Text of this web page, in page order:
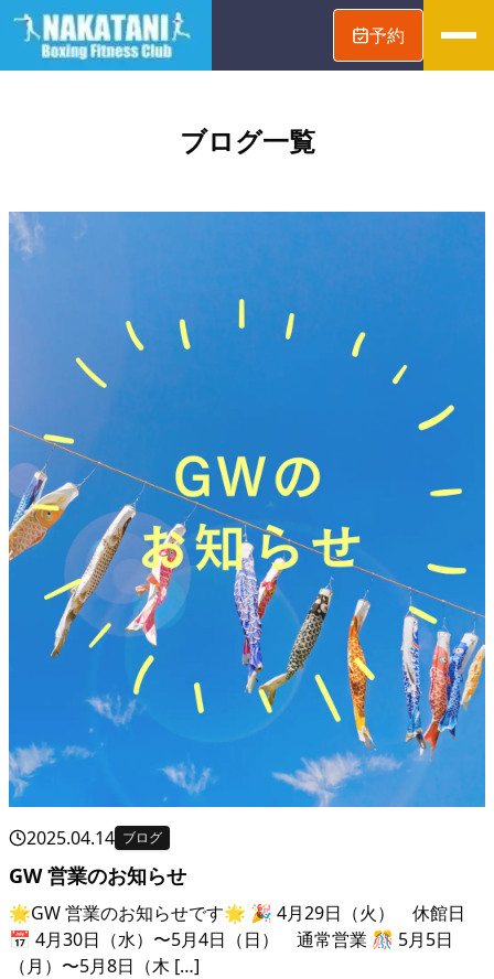
予約
ブログ一覧
2025.04.14 ブログ
GW 営業のお知らせ
🌟GW 営業のお知らせです🌟 🎉 4月29日（火） 休館日
📅 4月30日（水）〜5月4日（日） 通常営業 🎊 5月5日
（月）〜5月8日（木 […]